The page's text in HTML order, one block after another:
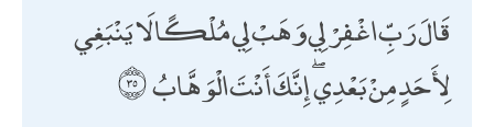
قَالَ رَبِّ اغْفِرْ لِي وَهَبْ لِي مُلْكًا لَا يَنْبَغِي
لِأَحَدٍ مِنْ بَعْدِي ۖ إِنَّكَ أَنْتَ الْوَهَّابُ